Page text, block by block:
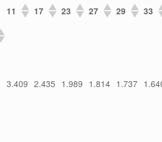
11 17 23 27 29 33
3.409 2.435 1.989 1.814 1.737